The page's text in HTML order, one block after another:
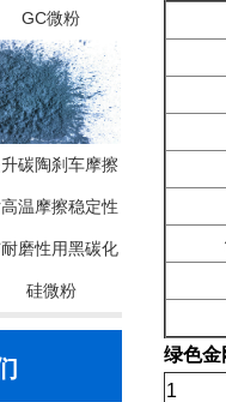
GC微粉
碳陶刹车摩擦
高温摩擦稳定性
磨性用黑碳化
硅微粉
熔
使
莫
绿色金
1